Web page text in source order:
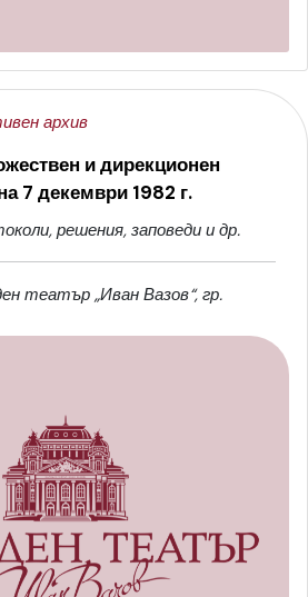
архив
и дирекционен
7 декември 1982 г.
решения, заповеди и др.
театър „Иван Вазов“, гр.